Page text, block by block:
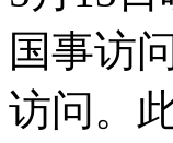
国事访
访问。